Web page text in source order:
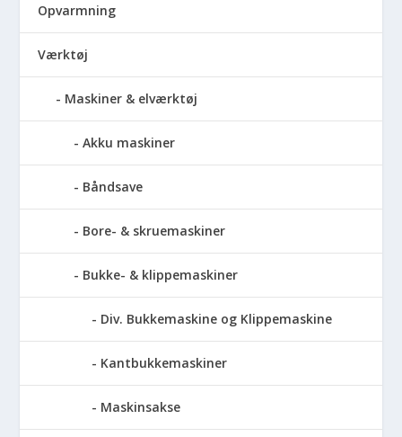
Opvarmning
Værktøj
Maskiner & elværktøj
Akku maskiner
Båndsave
Bore- & skruemaskiner
Bukke- & klippemaskiner
Div. Bukkemaskine og Klippemaskine
Kantbukkemaskiner
Maskinsakse